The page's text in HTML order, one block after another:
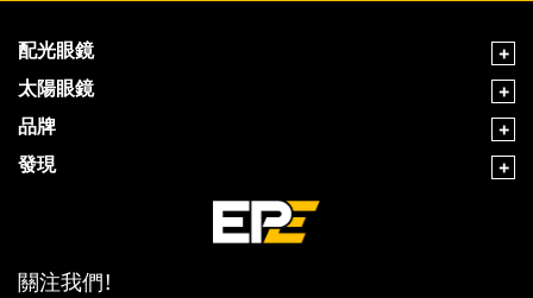
配光眼鏡
太陽眼鏡
品牌
發現
關注我們!